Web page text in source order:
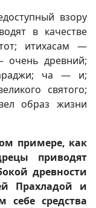
взору
в качестве
итихасам —
очень древний;
ча — и;
святого;
образ жизни
примере, как
приводят
древности
Прахладой и
средства